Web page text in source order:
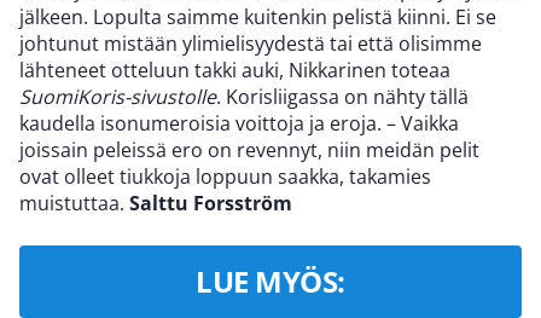
jälkeen. Lopulta saimme kuitenkin pelistä kiinni. Ei se
johtunut mistään ylimielisyydestä tai että olisimme
lähteneet otteluun takki auki, Nikkarinen toteaa
SuomiKoris-sivustolle. Korisliigassa on nähty tällä
kaudella isonumeroisia voittoja ja eroja. – Vaikka
joissain peleissä ero on revennyt, niin meidän pelit
ovat olleet tiukkoja loppuun saakka, takamies
muistuttaa. Salttu Forsström
LUE MYÖS: